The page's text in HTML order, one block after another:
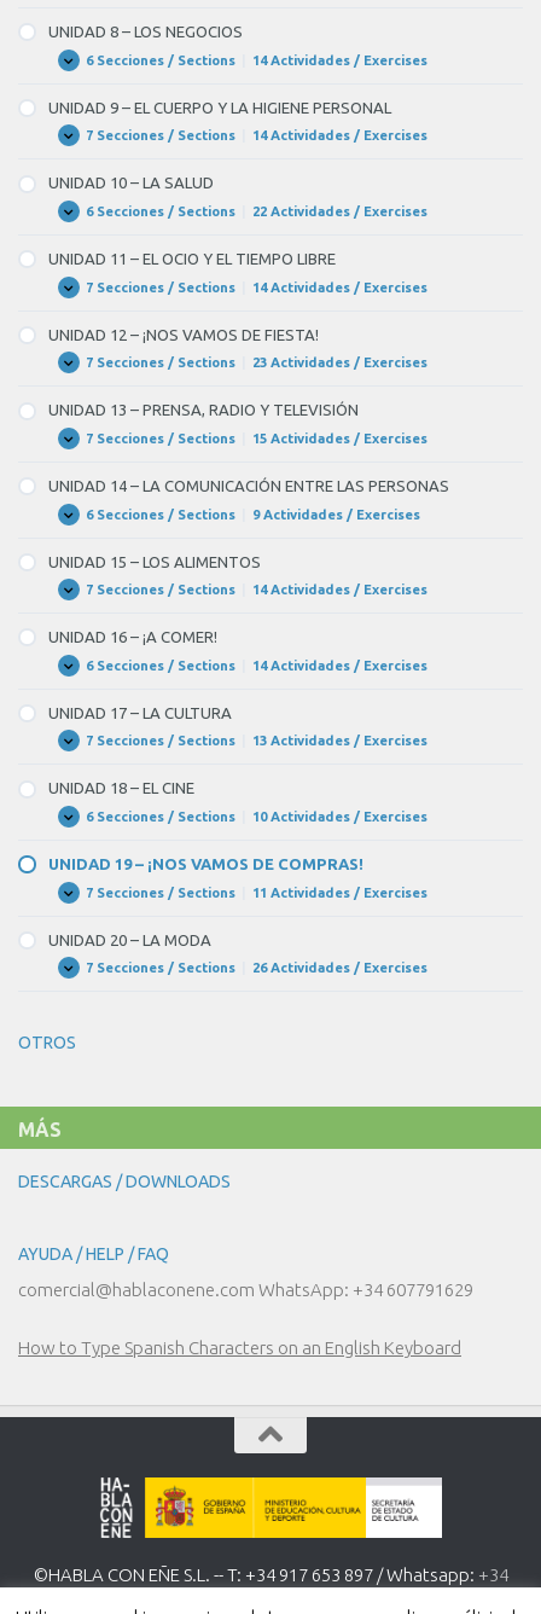
–
LOS
BANCOS
UNIDAD 8 – LOS NEGOCIOS
Expandir
UNIDAD
–
LOS
NEGOCIOS
6 Secciones / Sections 14 Actividades / Exercises
UNIDAD 9 – EL CUERPO Y LA HIGIENE PERSONAL
Expandir
UNIDAD
–
EL
CUERPO
Y
HIGIENE
PERSONAL
7 Secciones / Sections 14 Actividades / Exercises
UNIDAD 10 – LA SALUD
Expandir
UNIDAD
–
LA
SALUD
6 Secciones / Sections 22 Actividades / Exercises
UNIDAD 11 – EL OCIO Y EL TIEMPO LIBRE
Expandir
UNIDAD
–
EL
OCIO
Y
TIEMPO
LIBRE
7 Secciones / Sections 14 Actividades / Exercises
UNIDAD 12 – ¡NOS VAMOS DE FIESTA!
Expandir
UNIDAD
–
¡NOS
VAMOS
DE
7 Secciones / Sections 23 Actividades / Exercises
UNIDAD 13 – PRENSA, RADIO Y TELEVISIÓN
Expandir
UNIDAD
–
PRENSA,
RADIO
Y
7 Secciones / Sections 15 Actividades / Exercises
UNIDAD 14 – LA COMUNICACIÓN ENTRE LAS PERSONAS
Expandir
UNIDAD
–
LA
COMUNICACIÓN
ENTRE
PERSONAS
6 Secciones / Sections 9 Actividades / Exercises
UNIDAD 15 – LOS ALIMENTOS
Expandir
UNIDAD
–
LOS
ALIMENTOS
7 Secciones / Sections 14 Actividades / Exercises
UNIDAD 16 – ¡A COMER!
Expandir
UNIDAD
–
¡A
COMER!
6 Secciones / Sections 14 Actividades / Exercises
UNIDAD 17 – LA CULTURA
Expandir
UNIDAD
–
LA
CULTURA
7 Secciones / Sections 13 Actividades / Exercises
UNIDAD 18 – EL CINE
Expandir
UNIDAD
–
EL
CINE
6 Secciones / Sections 10 Actividades / Exercises
UNIDAD 19 – ¡NOS VAMOS DE COMPRAS!
Expandir
UNIDAD
–
¡NOS
VAMOS
DE
7 Secciones / Sections 11 Actividades / Exercises
UNIDAD 20 – LA MODA
Expandir
UNIDAD
MODA
7 Secciones / Sections 26 Actividades / Exercises
OTROS
MÁS
DESCARGAS / DOWNLOADS
AYUDA / HELP / FAQ
comercial@hablaconene.com WhatsApp: +34 607791629
How to Type Spanish Characters on an English Keyboard
©HABLA CON EÑE S.L. -- T: +34 917 653 897 / Whatsapp: +34